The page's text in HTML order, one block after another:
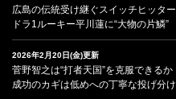
広島の伝統受け継ぐスイッチヒッター
ドラ1ルーキー平川蓮に“大物の片鱗”
2026年2月20日(金)更新
菅野智之は“打者天国”を克服できるか
成功のカギは低めへの丁寧な投げ分け